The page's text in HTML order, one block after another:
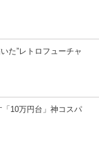
た”レトロフューチャ
「10万円台」神コスパ